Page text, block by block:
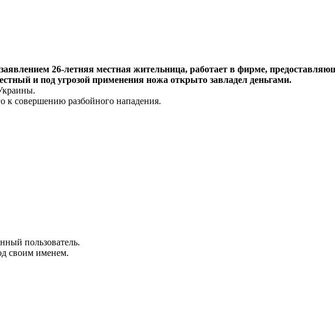
26-летняя местная жительница, работает в фирме,
и под угрозой применения ножа открыто завладел деньгами.
совершению разбойного нападения.
пользователь.
своим именем.